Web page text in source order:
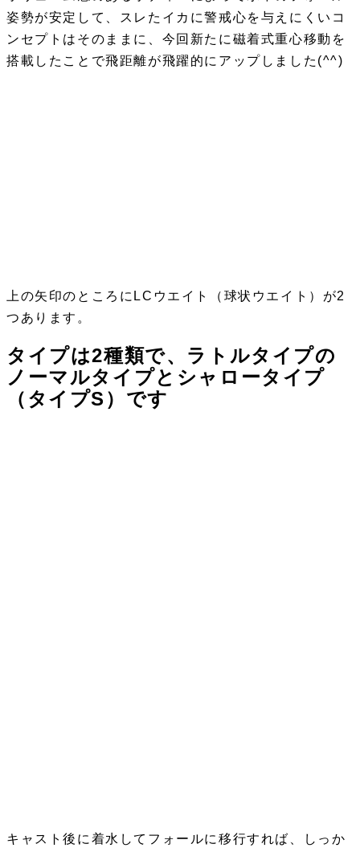
姿勢が安定して、スレたイカに警戒心を与えにくいコ
ンセプトはそのままに、今回新たに磁着式重心移動を
搭載したことで飛距離が飛躍的にアップしました(^^)
上の矢印のところにLCウエイト（球状ウエイト）が2
つあります。
タイプは2種類で、ラトルタイプの
ノーマルタイプとシャロータイプ
（タイプS）です
キャスト後に着水してフォールに移行すれば、しっか